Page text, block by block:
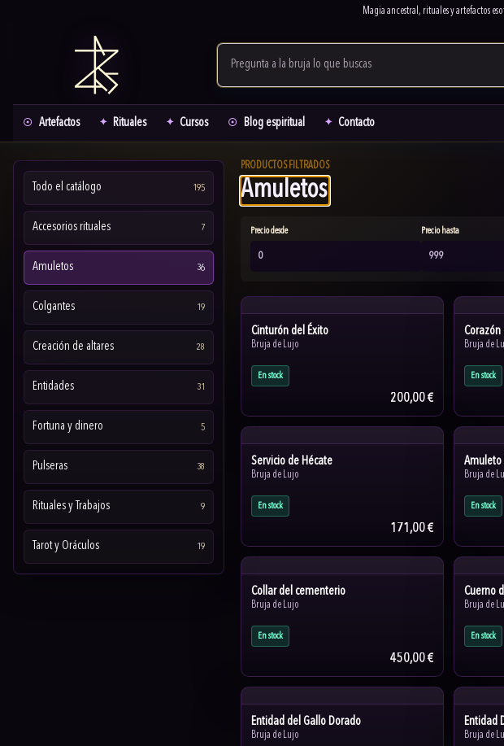
Magia ancestral, rituales y artefactos
Artefactos Rituales Cursos Blog espiritual Contacto
Todo el catálogo 195
Accesorios rituales 7
Amuletos 36
Colgantes 19
Creación de altares 28
Entidades 31
Fortuna y dinero 5
Pulseras 38
Rituales y Trabajos 9
Tarot y Oráculos 19
PRODUCTOS FILTRADOS
Amuletos
Precio desde Precio hasta
Cinturón del Éxito
Bruja de Lujo
En stock
200,00 €
Corazón
Bruja de
En stock
Servicio de Hécate
Bruja de Lujo
En stock
171,00 €
Amuleto
Bruja de
En stock
Collar del cementerio
Bruja de Lujo
En stock
450,00 €
Cuerno
Bruja de
En stock
Entidad del Gallo Dorado
Bruja de Lujo
Entidad
Bruja de